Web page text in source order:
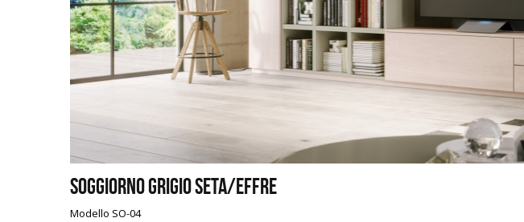
Soggiorno Grigio Seta/Effre
Modello SO-04